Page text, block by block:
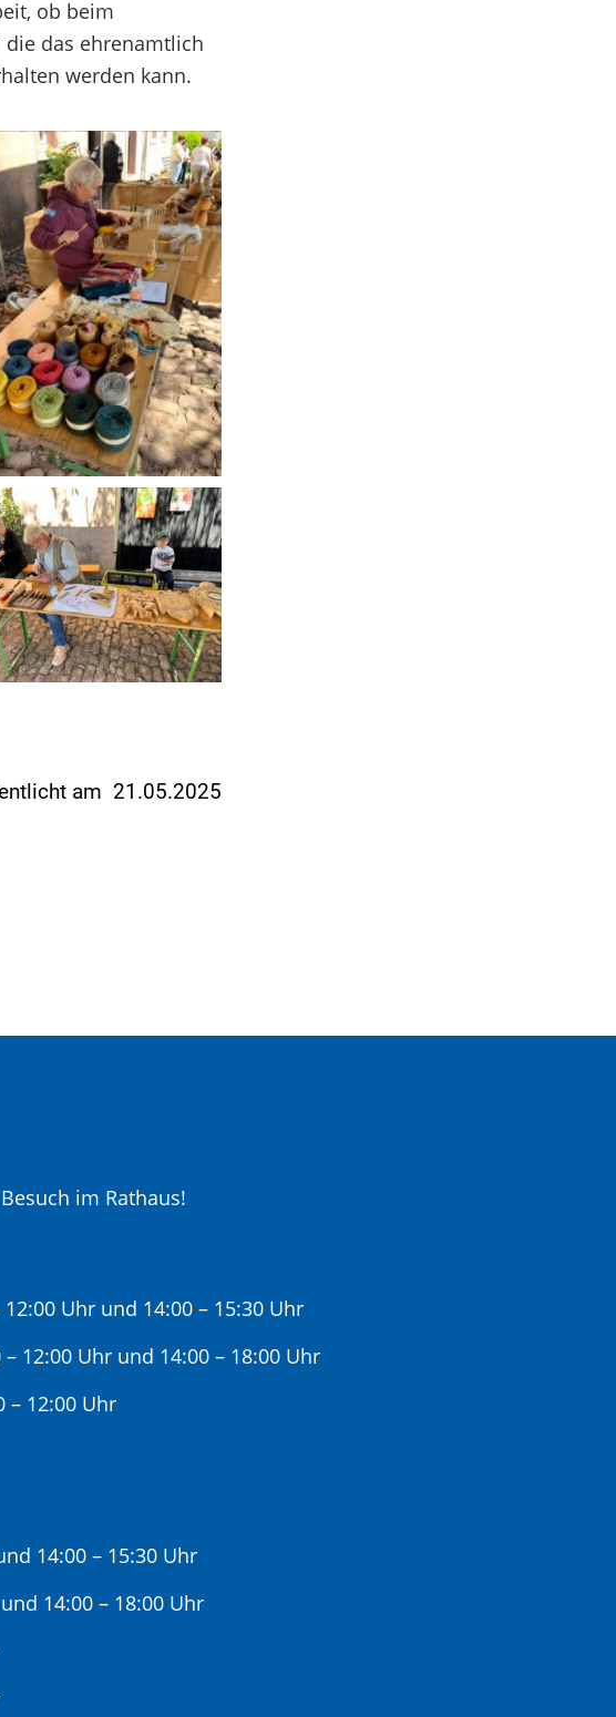
ob beim
das ehrenamtlich
werden kann.
am 21.05.2025
im Rathaus!
12:00 Uhr und 14:00 – 15:30 Uhr
– 12:00 Uhr und 14:00 – 18:00 Uhr
12:00 Uhr
14:00 – 15:30 Uhr
– 18:00 Uhr